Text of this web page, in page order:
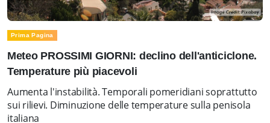
Prima Pagina
Meteo PROSSIMI GIORNI: declino dell'anticiclone.
Temperature più piacevoli
Aumenta l'instabilità. Temporali pomeridiani soprattutto
sui rilievi. Diminuzione delle temperature sulla penisola
italiana